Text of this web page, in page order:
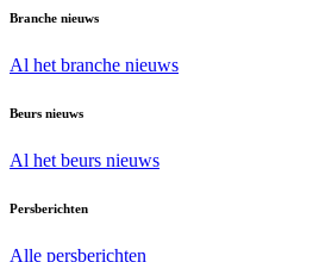
Branche nieuws
Al het branche nieuws
Beurs nieuws
Al het beurs nieuws
Persberichten
Alle persberichten